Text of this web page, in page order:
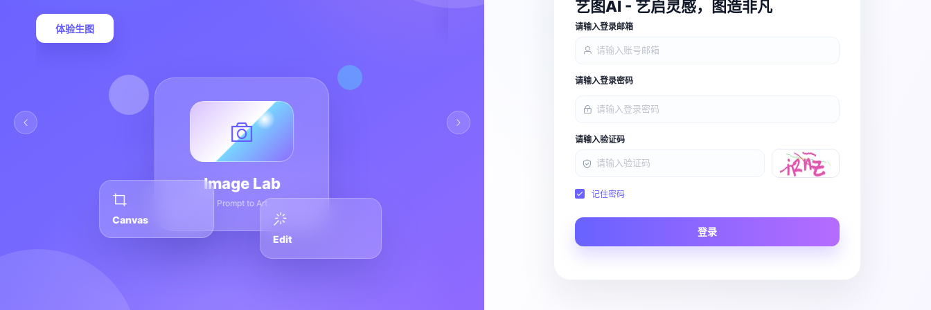
体验生图
Image Lab
Prompt to Art
Edit
Canvas
Scene
艺图AI - 艺启灵感，图造非凡
请输入登录邮箱
请输入登录密码
请输入验证码
记住密码
登录